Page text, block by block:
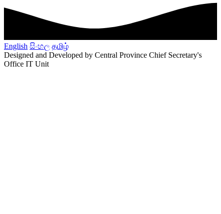
English සිංහල தமிழ்
Designed and Developed by Central Province Chief Secretary's
Office IT Unit